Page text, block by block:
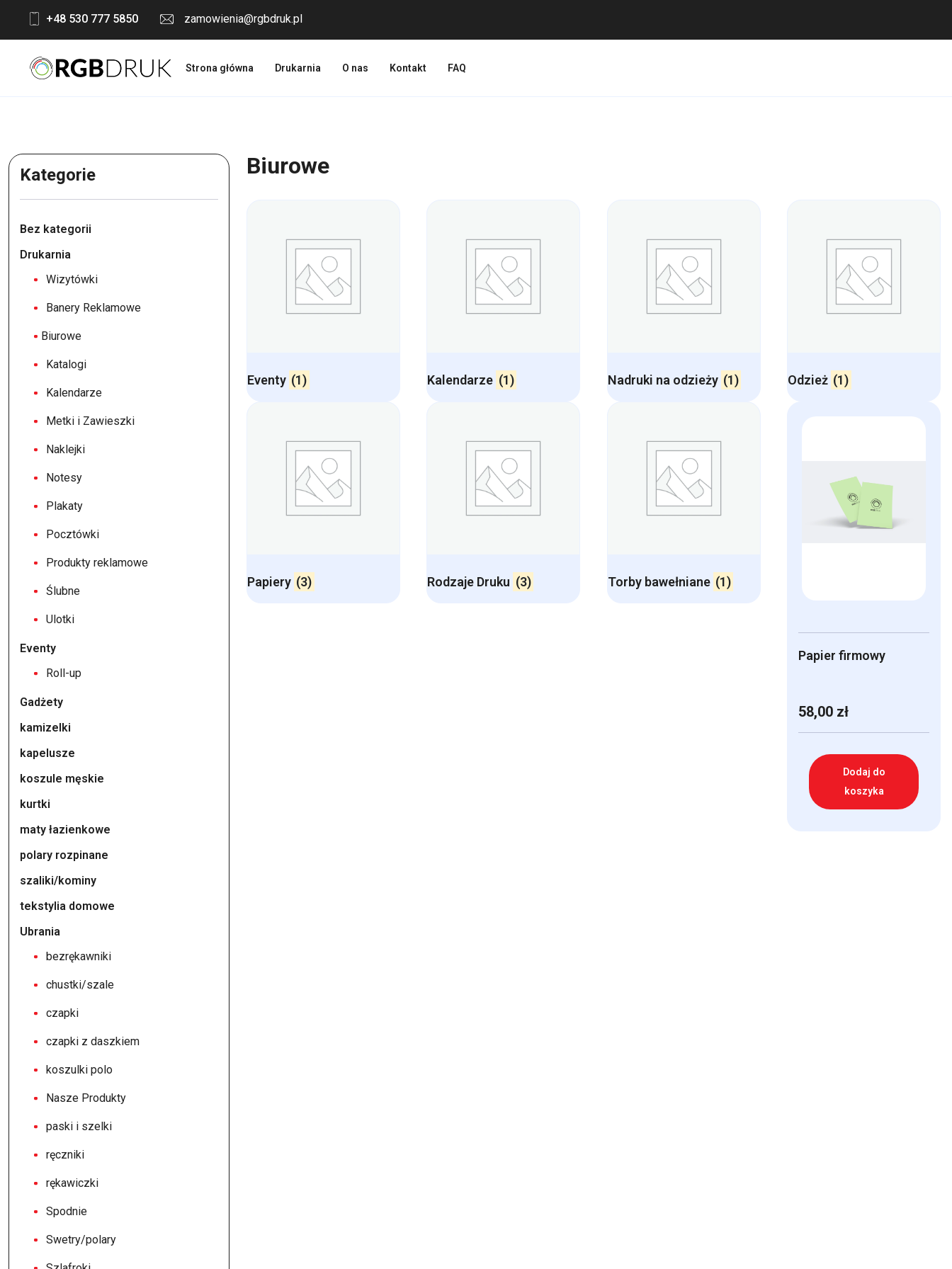
content
+48 530 777 5850 zamowienia@rgbdruk.pl
Strona główna Drukarnia O nas Kontakt FAQ
Kategorie
Bez kategorii
Drukarnia
Wizytówki
Banery Reklamowe
Biurowe
Katalogi
Kalendarze
Metki i Zawieszki
Naklejki
Notesy
Plakaty
Pocztówki
Produkty reklamowe
Ślubne
Ulotki
Eventy
Roll-up
Gadżety
kamizelki
kapelusze
koszule męskie
kurtki
maty łazienkowe
polary rozpinane
szaliki/kominy
tekstylia domowe
Ubrania
bezrękawniki
chustki/szale
czapki
czapki z daszkiem
koszulki polo
Nasze Produkty
paski i szelki
ręczniki
rękawiczki
Spodnie
Swetry/polary
Biurowe
Eventy (1) Kalendarze (1) Nadruki na odzieży (1) Odzież (1)
Papiery (3) Rodzaje Druku (3) Torby bawełniane (1)
Papier firmowy
58,00 zł
Dodaj do
koszyka